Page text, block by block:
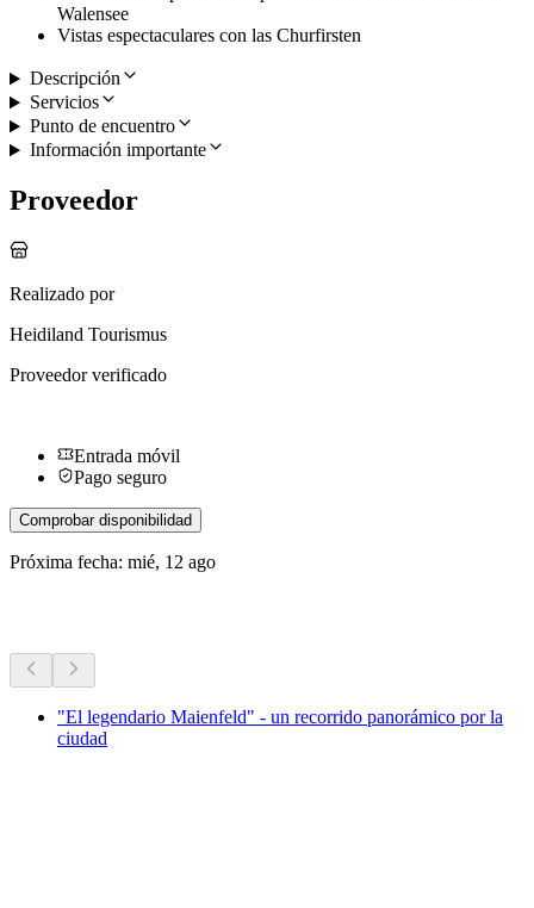
Walensee
Vistas espectaculares con las Churfirsten
Descripción
Servicios
Punto de encuentro
Información importante
Proveedor
Realizado por
Heidiland Tourismus
Proveedor verificado
Entrada móvil
Pago seguro
Comprobar disponibilidad
Próxima fecha: mié, 12 ago
"El legendario Maienfeld" - un recorrido panorámico por la
ciudad